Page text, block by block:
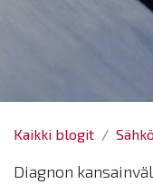
Kaikki blogit
Diagnon